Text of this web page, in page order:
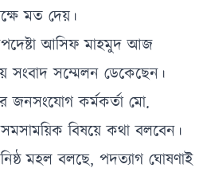
মত দেয়।
আসিফ মাহমুদ আজ
সংবাদ সম্মেলন ডেকেছেন।
জনসংযোগ কর্মকর্তা মো.
সমসাময়িক বিষয়ে কথা বলবেন।
মহল বলছে, পদত্যাগ ঘোষণাই